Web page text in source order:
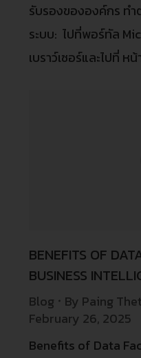
รับรองขององค์กร ทำ
ระบบ: ไปที่พอร์ทัล
เบราว์เซอร์และไปที่
BENEFITS OF
BUSINESS
Blog By Paing
February 26, 2025
Benefits of Data